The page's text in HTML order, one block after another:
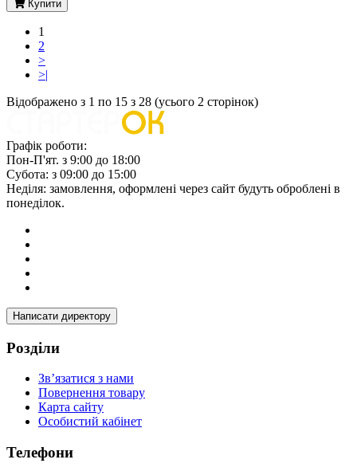
Купити
1
2
>
>|
Відображено з 1 по 15 з 28 (усього 2 сторінок)
Графік роботи:
Пон-П'ят. з 9:00 до 18:00
Субота: з 09:00 до 15:00
Неділя: замовлення, оформлені через сайт будуть оброблені в
понеділок.
Написати директору
Розділи
Зв’язатися з нами
Повернення товару
Карта сайту
Особистий кабінет
Телефони